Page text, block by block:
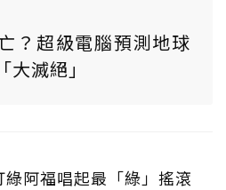
？超級電腦預測地球
滅絕」
阿福唱起最「綠」搖滾